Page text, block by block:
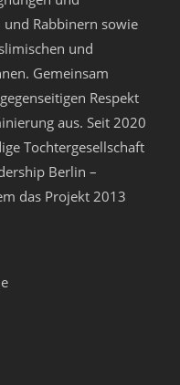
Rabbinern sowie
und
Gemeinsam
Respekt
aus. Seit 2020
Tochtergesellschaft
Berlin –
das Projekt 2013